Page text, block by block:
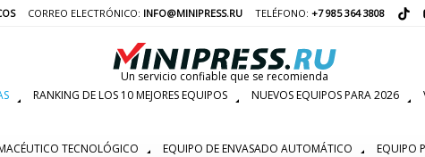
CORREO ELECTRÓNICO: INFO@MINIPRESS.RU TELÉFONO: +7 985 364 3808
Un servicio confiable que se recomienda
RANKING DE LOS 10 MEJORES EQUIPOS NUEVOS EQUIPOS PARA 2026
TECNOLÓGICO EQUIPO DE ENVASADO AUTOMÁTICO EQUIPO